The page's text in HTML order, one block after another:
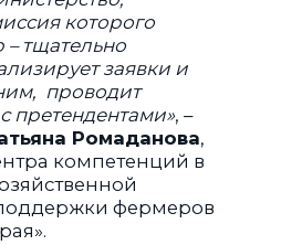
которого
– тщательно
заявки и
проводит
претендентами», –
Ромаданова,
компетенций в
фермеров